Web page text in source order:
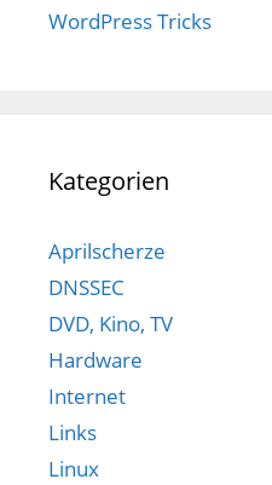
WordPress Tricks
Kategorien
Aprilscherze
DNSSEC
DVD, Kino, TV
Hardware
Internet
Links
Linux